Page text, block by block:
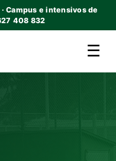
Campus e intensivos de
408 832
☰